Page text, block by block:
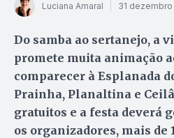
Luciana Amaral 31
Do samba ao sertanejo, a
promete muita animação
comparecer à Esplanada
Prainha, Planaltina e
gratuitos e a festa deverá
os organizadores, mais de